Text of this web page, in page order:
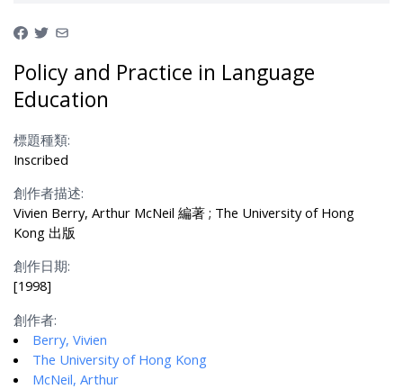
Policy and Practice in Language
Education
標題種類:
Inscribed
創作者描述:
Vivien Berry, Arthur McNeil 編著 ; The University of Hong
Kong 出版
創作日期:
[1998]
創作者:
Berry, Vivien
The University of Hong Kong
McNeil, Arthur